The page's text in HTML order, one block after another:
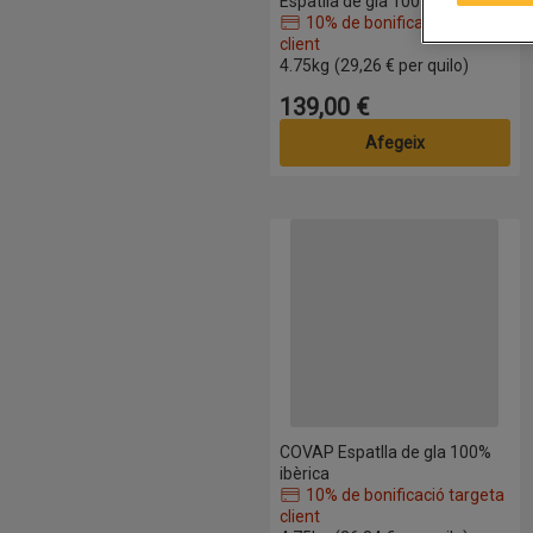
10% de bonificació targeta
client
Nom de l’oferta: 10% de
4.75kg (29,26 € per quilo)
Preu
139,00 €
Afegeix
COVAP Espatlla de gla 100%
ibèrica
10% de bonificació targeta
client